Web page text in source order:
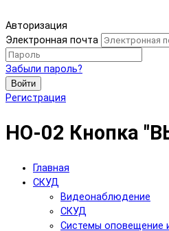
Авторизация
Электронная почта
Забыли пароль?
Войти
Регистрация
HO-02 Кнопка
Главная
СКУД
Видеонаблюдение
СКУД
Системы оповещение